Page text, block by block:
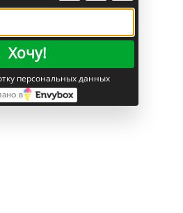
Хочу!
персональных данных
в